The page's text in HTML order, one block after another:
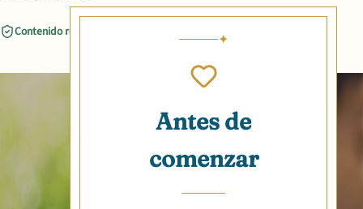
Contenido revisado
Antes de
comenzar